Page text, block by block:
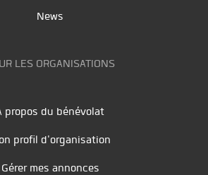
News
LES ORGANISATIONS
propos du bénévolat
profil d'organisation
Gérer mes annonces